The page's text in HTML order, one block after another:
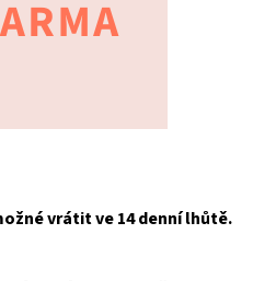
vrátit ve 14 denní lhůtě.